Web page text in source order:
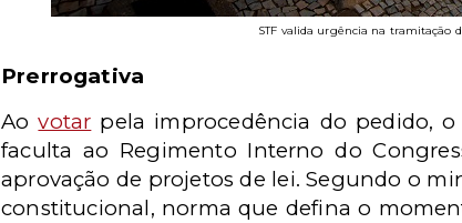
STF valida urgência na tramitação
Prerrogativa
Aovotar pela improcedência do pedido,
faculta ao Regimento Interno do
aprovação de projetos de lei. Segundo o
constitucional, norma que defina o